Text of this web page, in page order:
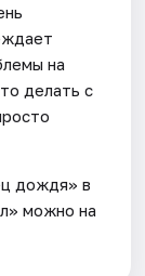
на
делать с
дождя» в
можно на